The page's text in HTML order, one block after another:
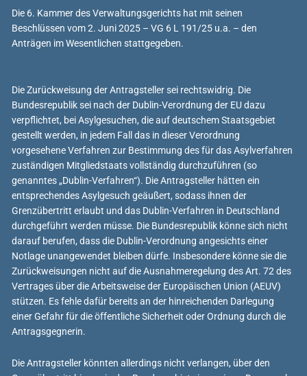
Die 6. Kammer des Verwaltungsgerichts hat mit seinen
Beschlüssen vom 2. Juni 2025 – VG 6 L 191/25 u.a. – den
Anträgen im Wesentlichen stattgegeben.
Die Zurückweisung der Antragsteller sei rechtswidrig. Die
Bundesrepublik sei nach der Dublin-Verordnung der EU dazu
verpflichtet, bei Asylgesuchen, die auf deutschem Staatsgebiet
gestellt werden, in jedem Fall das in dieser Verordnung
vorgesehene Verfahren zur Bestimmung des für das Asylverfahren
zuständigen Mitgliedstaats vollständig durchzuführen (so
genanntes „Dublin-Verfahren“). Die Antragsteller hätten ein
entsprechendes Asylgesuch geäußert, sodass ihnen der
Grenzübertritt erlaubt und das Dublin-Verfahren in Deutschland
durchgeführt werden müsse. Die Bundesrepublik könne sich nicht
darauf berufen, dass die Dublin-Verordnung angesichts einer
Notlage unangewendet bleiben dürfe. Insbesondere könne sie die
Zurückweisungen nicht auf die Ausnahmeregelung des Art. 72 des
Vertrages über die Arbeitsweise der Europäischen Union (AEUV)
stützen. Es fehle dafür bereits an der hinreichenden Darlegung
einer Gefahr für die öffentliche Sicherheit oder Ordnung durch die
Antragsgegnerin.
Die Antragsteller könnten allerdings nicht verlangen, über den